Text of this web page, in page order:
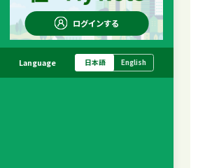
ログインする
Language English
日本語